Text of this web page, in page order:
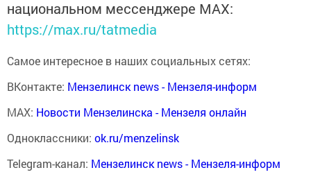
национальном мессенджере MАХ:
https://max.ru/tatmedia
Самое интересное в наших социальных сетях:
ВКонтакте: Мензелинск news - Мензеля-информ
MAX: Новости Мензелинска - Мензеля онлайн
Одноклассники: ok.ru/menzelinsk
Telegram-канал: Мензелинск news - Мензеля-информ